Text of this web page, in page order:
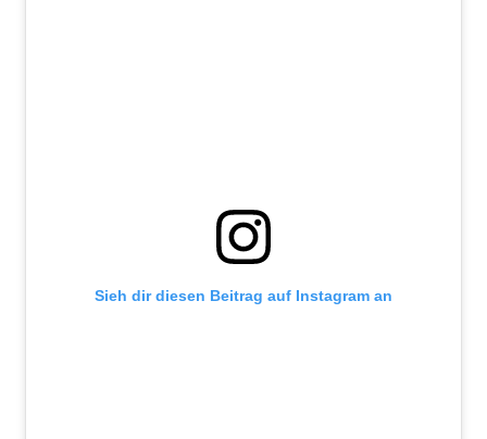
Sieh dir diesen Beitrag auf Instagram an